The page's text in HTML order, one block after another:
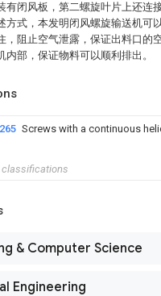
有闭风板，第二螺旋叶片上还连
方式，本发明闭风螺旋输送机可
，阻止空气泄露，保证出料口的
内部，保证物料可以顺利排出。
Screws with a continuous
classifications
& Computer Science
Engineering